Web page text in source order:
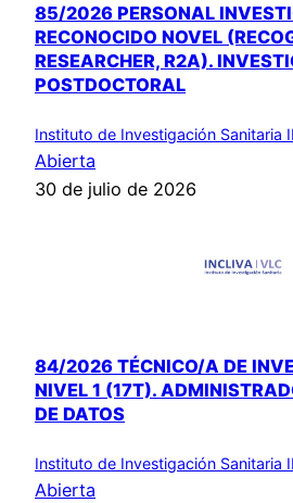
85/2026 PERSONAL
RECONOCIDO NOVEL
RESEARCHER, R2A).
POSTDOCTORAL
Instituto de Investigación Sanitaria
Abierta
30 de julio de 2026
84/2026 TÉCNICO/A DE
NIVEL 1 (17T).
DE DATOS
Instituto de Investigación Sanitaria
Abierta